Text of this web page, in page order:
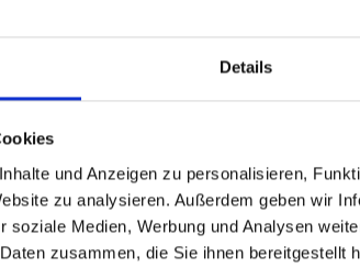
Details
und Anzeigen zu personalisieren,
zu analysieren. Außerdem geben wir
soziale Medien, Werbung und Analysen
zusammen, die Sie ihnen bereitgestellt